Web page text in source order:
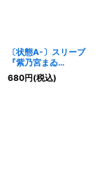
〔状態A-〕スリーブ
『紫乃宮まゐ
(WILDBOUT)』50枚
【-】{-}《サプライ》
680円(税込)